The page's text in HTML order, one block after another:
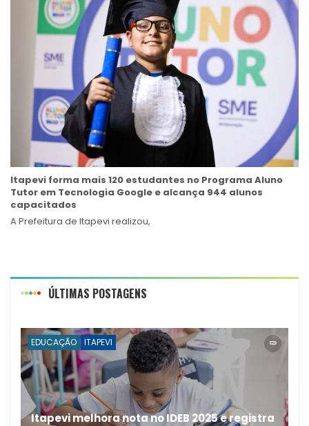
Itapevi forma mais 120 estudantes no Programa Aluno
Tutor em Tecnologia Google e alcança 944 alunos
capacitados
A Prefeitura de Itapevi realizou,
ÚLTIMAS POSTAGENS
EDUCAÇÃO ITAPEVI
Itapevi melhora nota no IDEB 2025 e registra